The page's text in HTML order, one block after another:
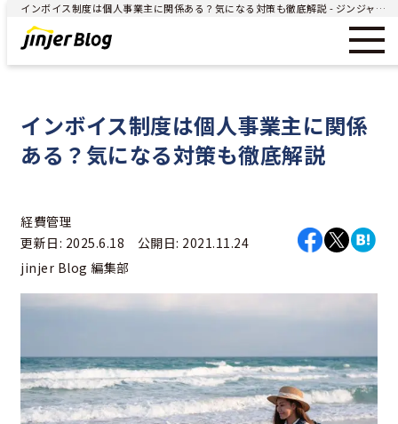
インボイス制度は個人事業主に関係ある？気になる対策も徹底解説 - ジンジャー（jinjer）｜統合型人事システム
インボイス制度は個人事業主に関係
ある？気になる対策も徹底解説
経費管理
更新日: 2025.6.18 公開日: 2021.11.24
jinjer Blog 編集部